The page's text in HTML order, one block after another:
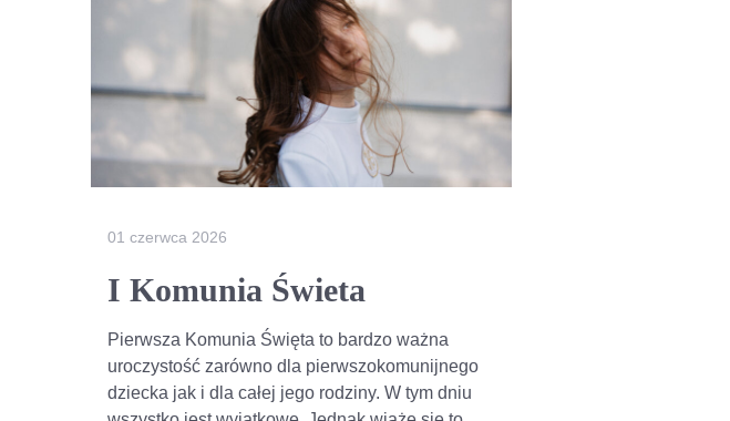
01 czerwca 2026
I Komunia Świeta
Pierwsza Komunia Święta to bardzo ważna
uroczystość zarówno dla pierwszokomunijnego
dziecka jak i dla całej jego rodziny. W tym dniu